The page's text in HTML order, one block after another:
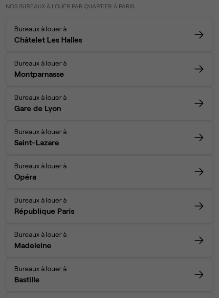
NOS BUREAUX À LOUER PAR QUARTIER À PARIS
Bureaux à louer à
Châtelet Les Halles
Bureaux à louer à
Montparnasse
Bureaux à louer à
Gare de Lyon
Bureaux à louer à
Saint-Lazare
Bureaux à louer à
Opéra
Bureaux à louer à
République Paris
Bureaux à louer à
Madeleine
Bureaux à louer à
Bastille